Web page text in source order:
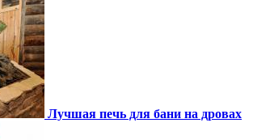
Лучшая печь для бани на дровах